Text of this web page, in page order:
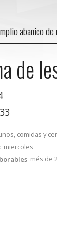
abanico
de
comidas y
miercoles
més de